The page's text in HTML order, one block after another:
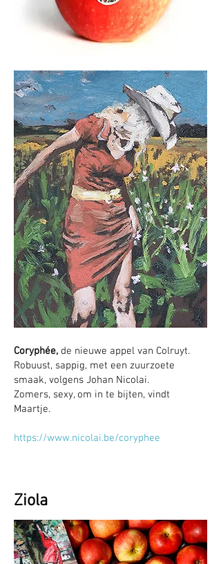
Coryphée, de nieuwe appel van Colruyt.
Robuust, sappig, met een zuurzoete
smaak, volgens Johan Nicolai.
Zomers, sexy, om in te bijten, vindt
Maartje.
https://www.nicolai.be/coryphee
Ziola